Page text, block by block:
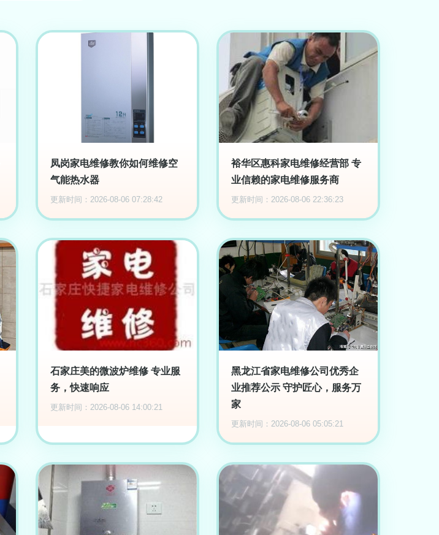
凤岗家电维修教你如何维修空
气能热水器
更新时间：2026-08-06 07:28:42
裕华区惠科家电维修经营部 专
业信赖的家电维修服务商
更新时间：2026-08-06 22:36:23
石家庄美的微波炉维修 专业服
务，快速响应
更新时间：2026-08-06 14:00:21
黑龙江省家电维修公司优秀企
业推荐公示 守护匠心，服务万
家
更新时间：2026-08-06 05:05:21